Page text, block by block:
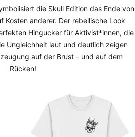
die Skull Edition das Ende von
Kosten anderer. Der rebellische Look
Hingucker für Aktivist*innen, die
Ungleichheit laut und deutlich zeigen
auf der Brust – und auf dem
Rücken!